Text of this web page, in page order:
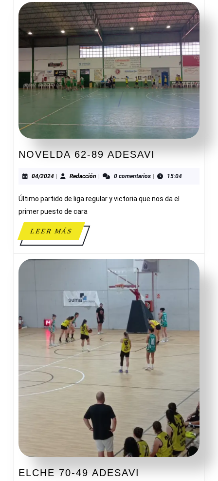
NOVELDA 62-89 ADESAVI
89
04/202404/2024Redacción Redacción0 comentarios 15:04
Último partido de liga regular y victoria que nos da el
primer puesto de cara
LEER MÁSLEER
MÁS
ELCHE 70-49 ADESAVI